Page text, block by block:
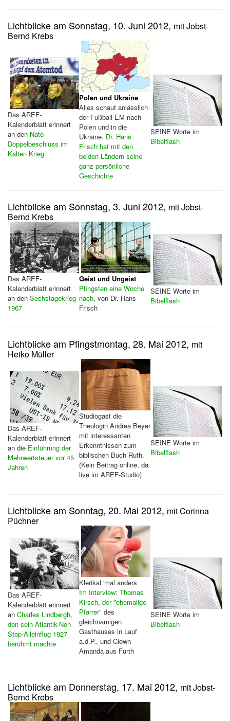
Lichtblicke am Sonnstag, 10. Juni 2012, mit Jobst-
Bernd Krebs
Das AREF-
Kalenderblatt erinnert
an den Nato-
Doppelbeschluss im
Kalten Krieg
Polen und Ukraine
Alles schaut anlässlich
der Fußball-EM nach
Polen und in die
Ukraine. Dr. Hans
Frisch hat mit den
beiden Ländern seine
ganz persönliche
Geschichte
SEINE Worte im
Bibelflash
Lichtblicke am Sonnstag, 3. Juni 2012, mit Jobst-
Bernd Krebs
Das AREF-
Kalenderblatt erinnert
an den Sechstagekrieg
1967
Geist und Ungeist
Pfingsten eine Woche
nach, von Dr. Hans
Frisch
SEINE Worte im
Bibelflash
Lichtblicke am Pfingstmontag, 28. Mai 2012, mit
Heiko Müller
Das AREF-
Kalenderblatt erinnert
an die Einführung der
Mehrwertsteuer vor 45
Jahren
Studiogast die
Theologin Andrea Beyer
mit interessanten
Erkenntnissen zum
biblischen Buch Ruth.
(Kein Beitrag online, da
live im AREF-Studio)
SEINE Worte im
Bibelflash
Lichtblicke am Sonntag, 20. Mai 2012, mit Corinna
Püchner
Das AREF-
Kalenderblatt erinnert
an Charles Lindbergh,
den sein Atlantik-Non-
Stop-Alleinflug 1927
berühmt machte
Klerikal 'mal anders
Im Interview: Thomas
Kirsch, der "ehemalige
Pfarrer" des
gleichnamigen
Gasthauses in Lauf
a.d.P., und Clown
Amanda aus Fürth
SEINE Worte im
Bibelflash
Lichtblicke am Donnerstag, 17. Mai 2012, mit Jobst-
Bernd Krebs